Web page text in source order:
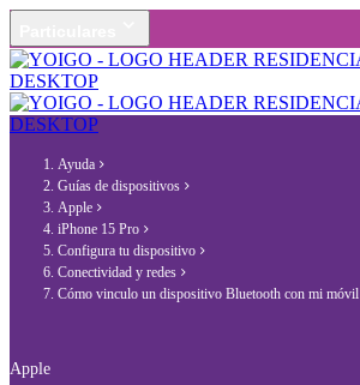
Ayuda
Guías de dispositivos
Apple
iPhone 15 Pro
Configura tu dispositivo
Conectividad y redes
Cómo vinculo un dispositivo Bluetooth con mi móvil
Apple